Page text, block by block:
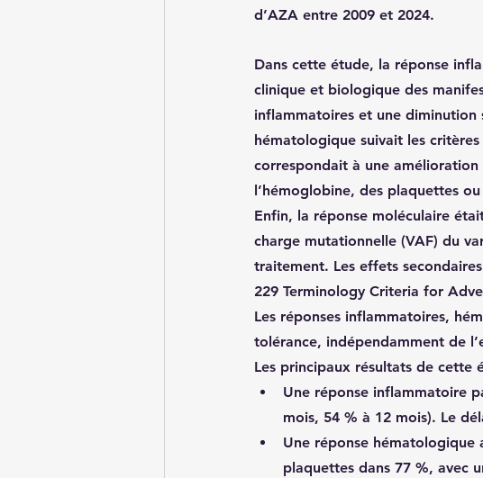
d’AZA entre 2009 et 2024.
Dans cette étude, la réponse
clinique et biologique des
inflammatoires et une diminution
hématologique suivait les
correspondait à une
l’hémoglobine, des plaquettes
Enfin, la réponse moléculaire
charge mutationnelle (VAF) du
traitement. Les effets secondaires
229 Terminology Criteria for
Les réponses inflammatoires,
tolérance, indépendamment de
Les principaux résultats de cette
Une réponse inflammatoire
mois, 54 % à 12 mois). Le
Une réponse hématologique
plaquettes dans 77 %, avec